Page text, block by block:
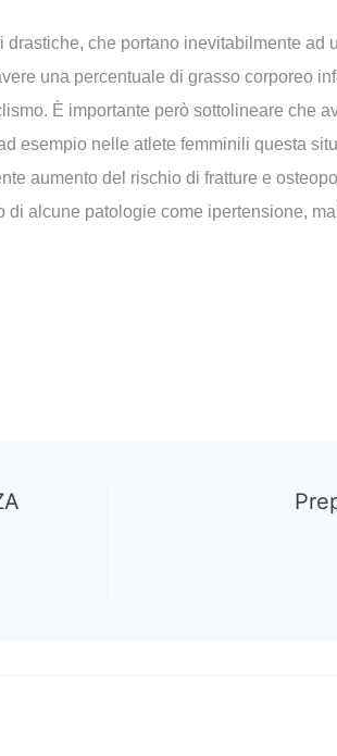
che portano inevitabilmente ad
una percentuale di grasso corporeo
È importante però sottolineare che
esempio nelle atlete femminili questa
aumento del rischio di fratture e
alcune patologie come ipertensione,